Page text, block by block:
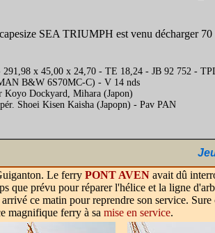
SEA TRIUMPH est venu décharger 70
x 45,00 x 24,70 - TE 18,24 - JB 92 752 -
B&W 6S70MC-C) - V 14 nds
Koyo Dockyard, Mihara (Japon)
Shoei Kisen Kaisha (Japopn) - Pav PAN
Le ferry PONT AVEN avait dû
que prévu pour réparer l'hélice et la ligne
ce matin pour reprendre son service.
magnifique ferry à sa mise en service.